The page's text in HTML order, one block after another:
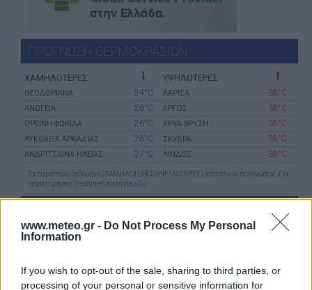
www.meteo.gr - Do Not Process My Personal
Information
If you wish to opt-out of the sale, sharing to third parties, or
processing of your personal or sensitive information for
ΠΡΟΓΝΩΣΗ ΘΕΡΜΟΚΡΑΣΙΩΝ
ΧΑΜΗΛΟΤΕΡΕΣ
ΘΕΟΔΩΡΙΑΝΑ 24°C
ΑΝΩΓΕΙΑ 26°C
ΟΡΕΙΝΗ ΦΩΚΙΔΑ 26°C
ΛΥΚΟΧΕΙΑ ΑΡΚΑΔΙΑΣ 26°C
ΑΝΔΡΙΤΣΑΙΝΑ ΗΛΕΙΑΣ 27°C
ΥΨΗΛΟΤΕΡΕΣ
ΛΑΡΙΣΑ 38°C
ΑΡΓΟΣ 38°C
ΚΡΥΑ ΒΡΥΣΗ 38°C
ΣΚΥΔΡΑ 38°C
ΛΙΝΔΟΣ 38°C
Τα παραπάνω δεδομένα (ΧΑΜΗΛΟΤΕΡΕΣ/ΥΨΗΛΟΤΕΡΕΣ) αποτελούν προγνώσεις. Για
παρατηρήσεις (realtime) πατήστε εδώ
μετεωρολογικοί
σταθμοί
χάρτες
κεραυνών
meteonow